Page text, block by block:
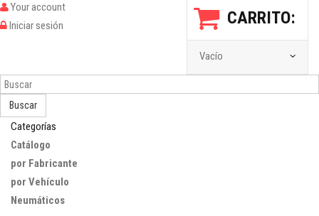
CARRITO:
Vacío
Your account
Iniciar sesión
Buscar
Categorías
Catálogo
por Fabricante
por Vehículo
Neumáticos